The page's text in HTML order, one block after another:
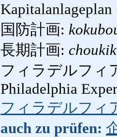
国防計画:
長期計画:
フィラデルフィ
Philadelphia
フィラデルフィ
auch zu prüfen: